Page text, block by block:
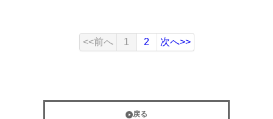
<<前へ 1 2 次へ>>
戻る